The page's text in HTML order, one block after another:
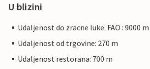
U blizini
Udaljenost do zracne luke: FAO : 9000 m
Udaljenost od trgovine: 270 m
Udaljenost restorana: 700 m